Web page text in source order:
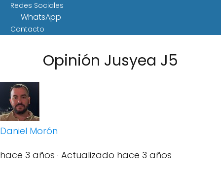
Redes Sociales
WhatsApp
Contacto
Opinión Jusyea J5
Daniel Morón
hace 3 años · Actualizado hace 3 años